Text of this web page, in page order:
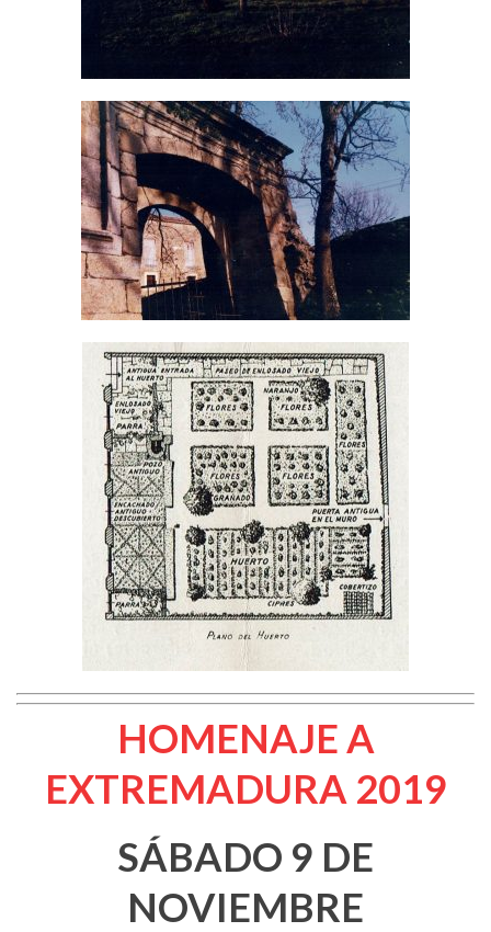
HOMENAJE A
EXTREMADURA 2019
SÁBADO 9 DE
NOVIEMBRE